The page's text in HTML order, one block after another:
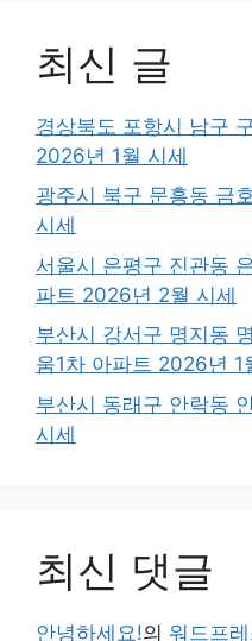
최신 글
경상북도 포항시 남구
2026년 1월 시세
광주시 북구 문흥동 금
시세
서울시 은평구 진관동
파트 2026년 2월 시세
부산시 강서구 명지동
움1차 아파트 2026년 1
부산시 동래구 안락동
시세
최신 댓글
안녕하세요!의 워드프